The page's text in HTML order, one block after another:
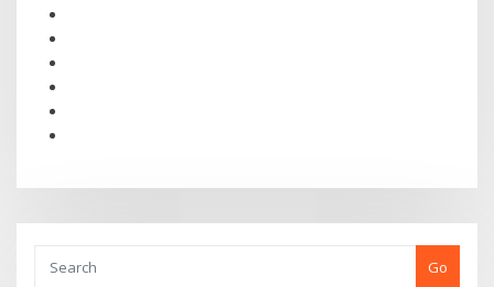
Go